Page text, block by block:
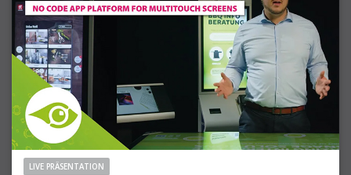
LIVE PRÄSENTATION